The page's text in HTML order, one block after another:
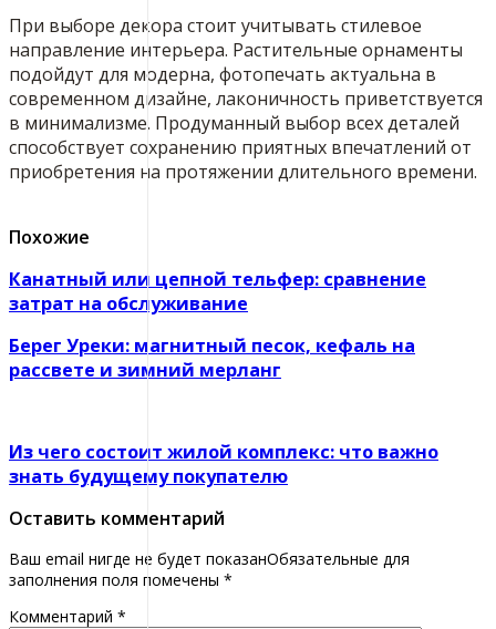
При выборе декора стоит учитывать стилевое
направление интерьера. Растительные орнаменты
подойдут для модерна, фотопечать актуальна в
современном дизайне, лаконичность приветствуется
в минимализме. Продуманный выбор всех деталей
способствует сохранению приятных впечатлений от
приобретения на протяжении длительного времени.
Похожие
Канатный или цепной тельфер: сравнение
затрат на обслуживание
Берег Уреки: магнитный песок, кефаль на
рассвете и зимний мерланг
Из чего состоит жилой комплекс: что важно
знать будущему покупателю
Оставить комментарий
Ваш email нигде не будет показанОбязательные для
заполнения поля помечены *
Комментарий *